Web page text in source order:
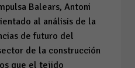
Balears, Antoni
al análisis de la
de futuro del
de la construcción
que el tejido